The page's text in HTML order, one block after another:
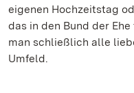
eigenen Hochzeitstag
das in den Bund der
man schließlich alle
Umfeld.